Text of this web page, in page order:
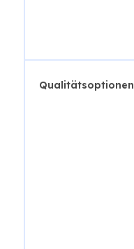
Qualitätsoptionen